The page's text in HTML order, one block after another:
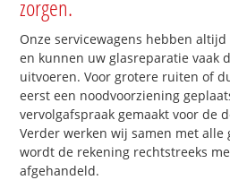
zorgen.
Onze servicewagens hebben
en kunnen uw glasreparatie vaak
uitvoeren. Voor grotere ruiten of
eerst een noodvoorziening
vervolgafspraak gemaakt voor de
Verder werken wij samen met alle
wordt de rekening rechtstreeks
afgehandeld.